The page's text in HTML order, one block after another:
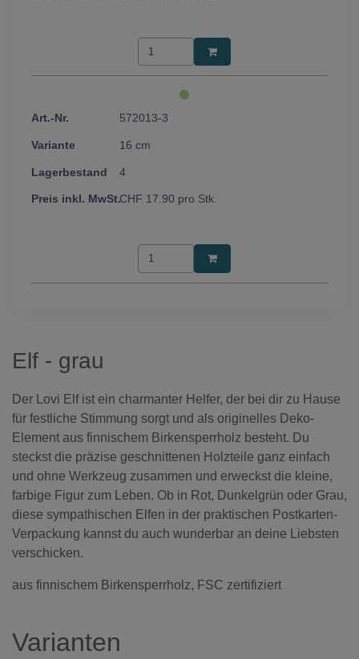
572013-3
16 cm
4
CHF 17.90 pro Stk.
Elf - grau
Der Lovi Elf ist ein charmanter Helfer, der bei dir zu Hause
für festliche Stimmung sorgt und als originelles Deko-
Element aus finnischem Birkensperrholz besteht. Du
steckst die präzise geschnittenen Holzteile ganz einfach
und ohne Werkzeug zusammen und erweckst die kleine,
farbige Figur zum Leben. Ob in Rot, Dunkelgrün oder Grau,
diese sympathischen Elfen in der praktischen Postkarten-
Verpackung kannst du auch wunderbar an deine Liebsten
verschicken.
aus finnischem Birkensperrholz, FSC zertifiziert
Varianten